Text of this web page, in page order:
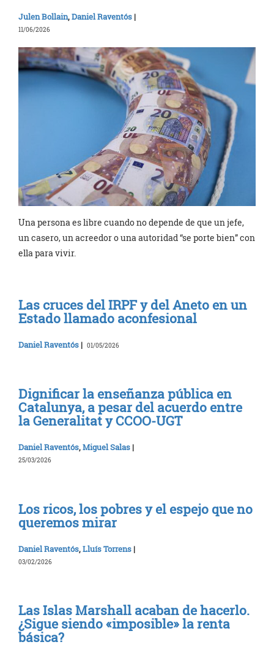
Julen Bollain,Daniel Raventós |
11/06/2026
Una persona es libre cuando no depende de que un jefe,
un casero, un acreedor o una autoridad “se porte bien” con
ella para vivir.
Las cruces del IRPF y del Aneto en un
Estado llamado aconfesional
Daniel Raventós | 01/05/2026
Dignificar la enseñanza pública en
Catalunya, a pesar del acuerdo entre
la Generalitat y CCOO-UGT
Daniel Raventós,Miguel Salas |
25/03/2026
Los ricos, los pobres y el espejo que no
queremos mirar
Daniel Raventós,Lluís Torrens |
03/02/2026
Las Islas Marshall acaban de hacerlo.
¿Sigue siendo «imposible» la renta
básica?